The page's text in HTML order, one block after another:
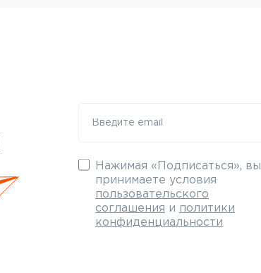
Нажимая «Подписаться», вы
принимаете условия
пользовательского
соглашения и политики
конфиденциальности